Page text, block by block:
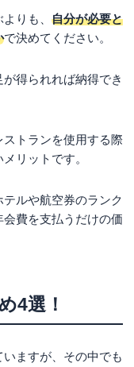
りも、 自分が必要と
で決めてください。
得られれば納得でき
トランを使用する際
リットです。
ルや航空券のランク
費を支払うだけの価
4選！
ますが、その中でも